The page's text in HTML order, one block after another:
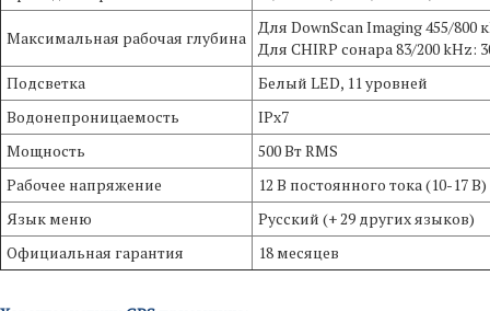
Максимальная рабочая глубина
Для DownScan Imaging 455/800
Для CHIRP сонара 83/200 kHz:
Подсветка
Белый LED, 11 уровней
Водонепроницаемость
IPx7
Мощность
500 Вт RMS
Рабочее напряжение
12 В постоянного тока (10-17 В)
Язык меню
Русский (+ 29 других языков)
Официальная гарантия
18 месяцев